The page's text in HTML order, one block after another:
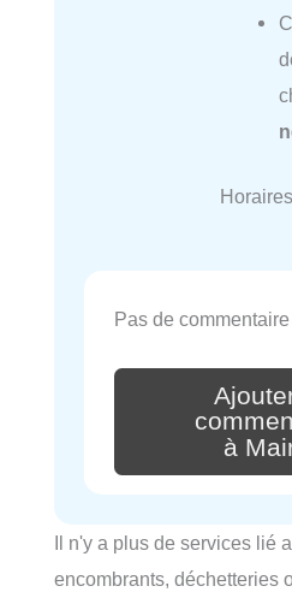
Pas de commentaire
à
Il n'y a plus de services lié
encombrants, déchetteries